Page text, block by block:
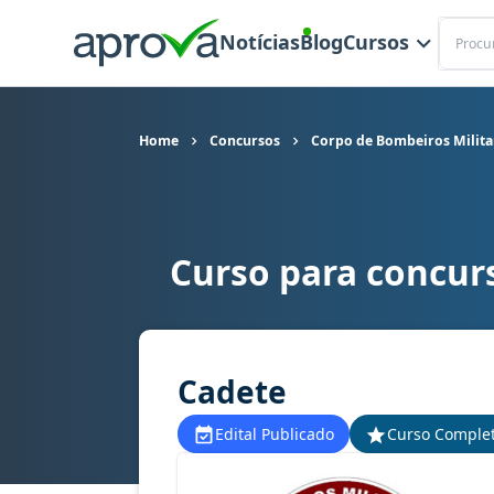
NotíciasBlogCursos
Buscar
Home Concursos Corpo de Bombeiros
Curso para concurso CBM TO - Corpo de
Curso para
Cadete
Edital Publicado Curso